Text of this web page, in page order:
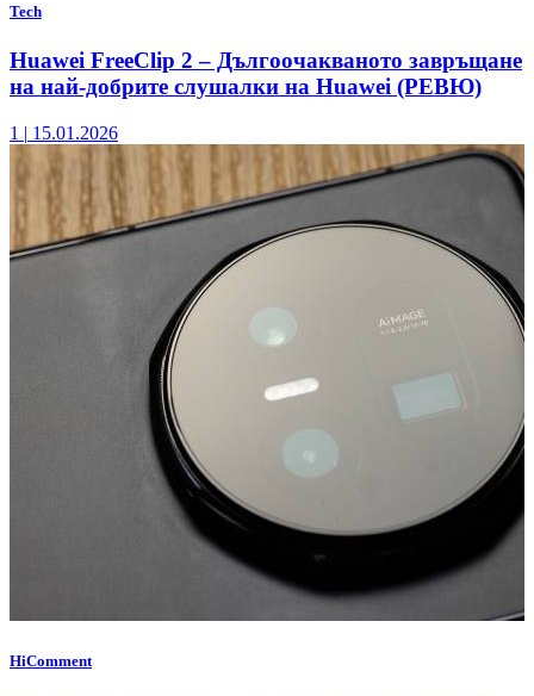
Tech
Huawei FreeClip 2 – Дългоочакваното завръщане
на най-добрите слушалки на Huawei (РЕВЮ)
1 | 15.01.2026
HiComment